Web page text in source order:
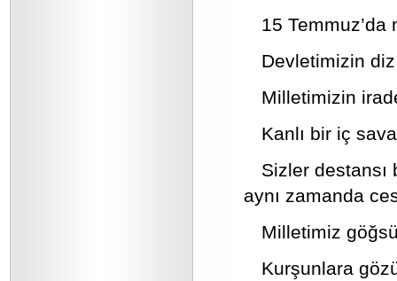
15 Temmuz’da
Devletimizin
Milletimizin
Kanlı bir iç
Sizler
aynı zamanda
Milletimiz
Kurşunlara